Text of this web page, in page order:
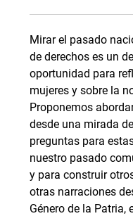
Mirar el pasado
de derechos es un
oportunidad para
mujeres y sobre la
Proponemos
desde una mirada
preguntas para
nuestro pasado
y para construir
otras narraciones
Género de la Patria,